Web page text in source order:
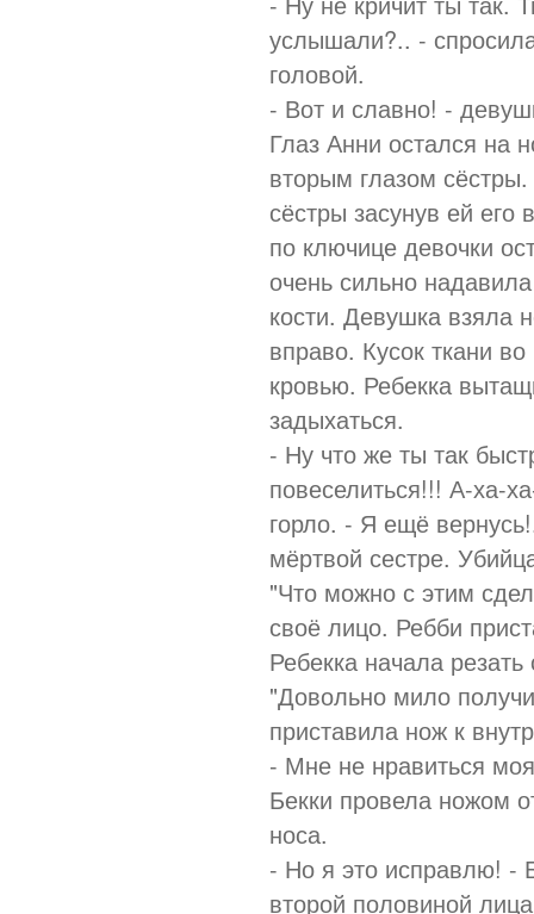
услышали?.. -
головой.
- Вот и славно! -
Глаз Анни остался на
вторым глазом сёстры.
сёстры засунув ей
по ключице девочки
очень сильно
кости. Девушка взяла
вправо. Кусок ткани
кровью. Ребекка
задыхаться.
- Ну что же ты так
повеселиться!!! А-ха-
горло. - Я ещё
мёртвой сестре.
"Что можно с этим
своё лицо. Ребби
Ребекка начала
"Довольно мило
приставила нож к
- Мне не нравиться
Бекки провела ножом
носа.
- Но я это исправлю! -
второй половиной